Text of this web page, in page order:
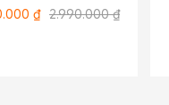
₫ 2.990.000 ₫